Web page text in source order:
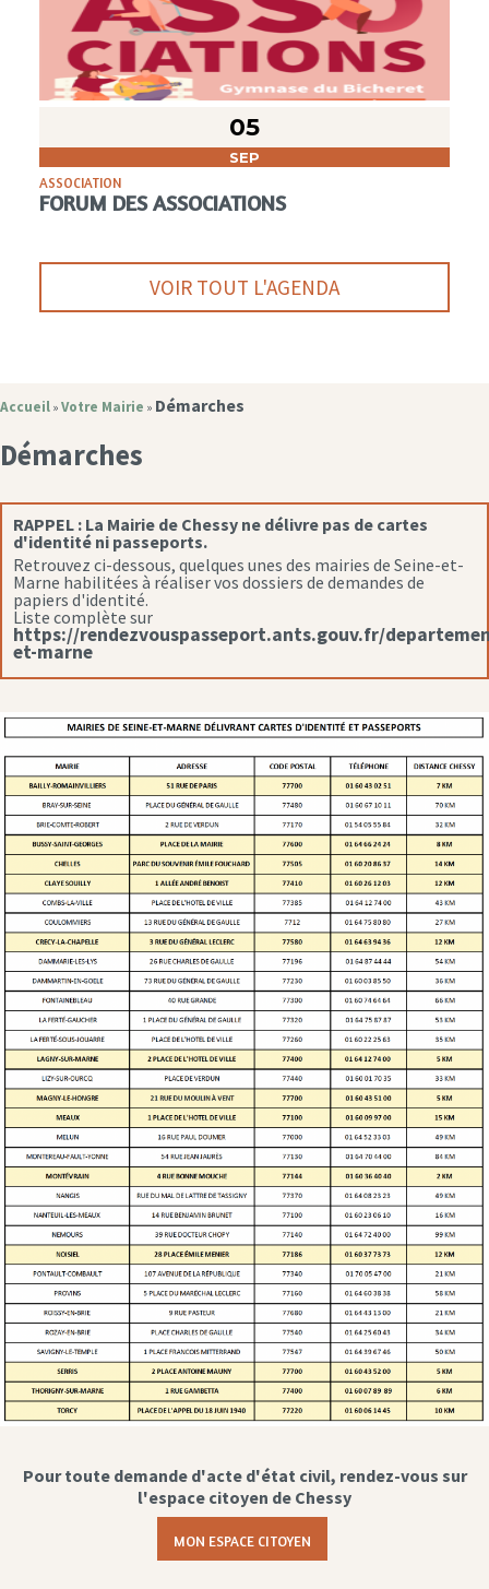
05
SEP
ASSOCIATION
FORUM DES ASSOCIATIONS
VOIR TOUT L'AGENDA
Accueil » Votre Mairie » Démarches
Démarches
RAPPEL : La Mairie de Chessy ne délivre pas de cartes
d'identité ni passeports.
Retrouvez ci-dessous, quelques unes des mairies de Seine-et-
Marne habilitées à réaliser vos dossiers de demandes de
papiers d'identité.
Liste complète sur
https://rendezvouspasseport.ants.gouv.fr/
et-marne
Pour toute demande d'acte d'état civil, rendez-vous sur
l'espace citoyen de Chessy
MON ESPACE CITOYEN